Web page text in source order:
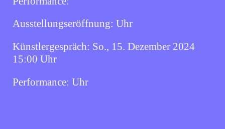
Ausstellungseröffnung: Uhr
Künstlergespräch: So., 15. Dezember 2024
15:00 Uhr
Performance: Uhr